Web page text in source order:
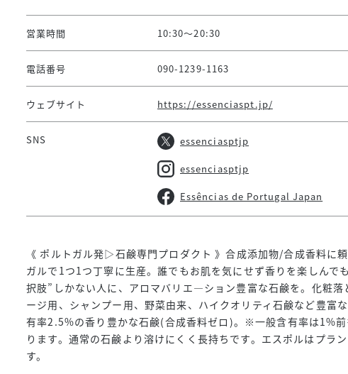
営業時間 10:30～20:30
電話番号 090-1239-1163
ウェブサイト https://essenciaspt.jp/
SNS essenciasptjp
essenciasptjp
Essências de Portugal Japan
《 ポルトガル発▷石鹸専門プロダクト 》合成添加物/合成香料に
ガルで1つ1つ丁寧に生産。誰でもお肌を気にせず香りを楽しんで
択肢”しかない人に、アロマバリエ―ション豊富な石鹸を。化粧落
ージ用、シャンプー用、野菜由来、ハイクオリティ石鹸など豊富
有率2.5%の香り豊かな石鹸(合成香料ゼロ)。※一般含有率は1%
ります。通常の石鹸より溶けにくく長持ちです。エスポルはプラ
す。